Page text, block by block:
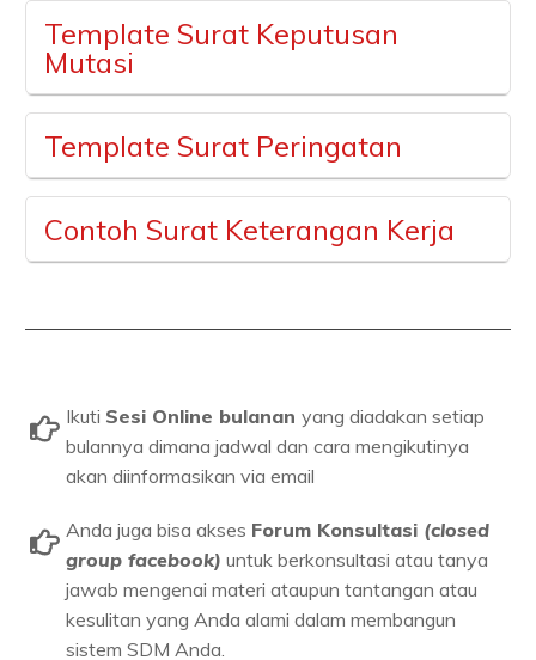
Template Surat Keputusan
Mutasi
Template Surat Peringatan
Contoh Surat Keterangan Kerja
Ikuti Sesi Online bulanan yang diadakan setiap
bulannya dimana jadwal dan cara mengikutinya
akan diinformasikan via email
Anda juga bisa akses Forum Konsultasi (closed
group facebook) untuk berkonsultasi atau tanya
jawab mengenai materi ataupun tantangan atau
kesulitan yang Anda alami dalam membangun
sistem SDM Anda.